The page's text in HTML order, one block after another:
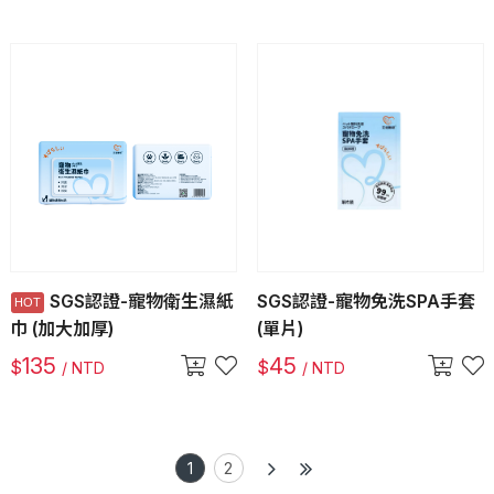
SGS認證-寵物衛生濕紙
巾 (加大加厚)
$135 / NTD
SGS認證-寵物免洗SPA手套
(單片)
$45 / NTD
1 2